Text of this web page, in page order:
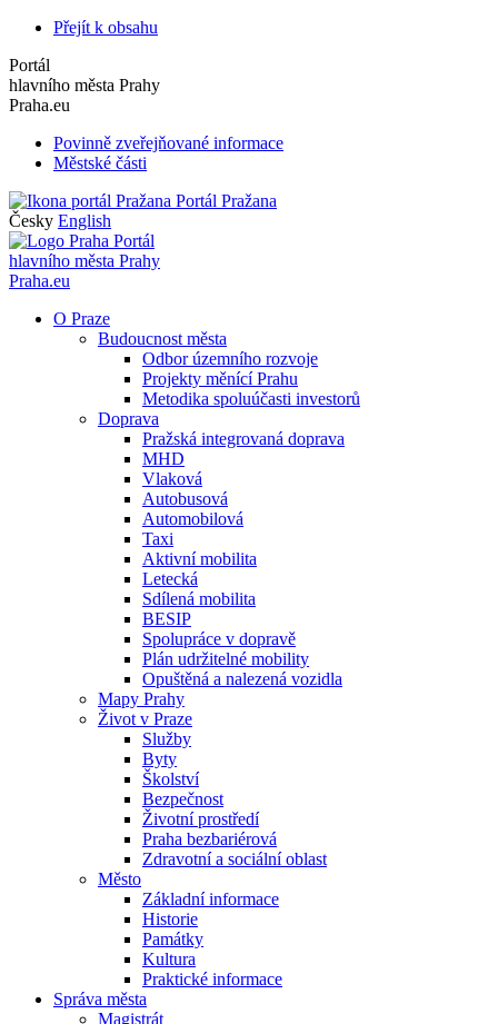
Přejít k obsahu
Portál
hlavního města Prahy
Praha.eu
Povinně zveřejňované informace
Městské části
Portál Pražana
Česky English
Portál
hlavního města Prahy
Praha.eu
O Praze
Budoucnost města
Odbor územního rozvoje
Projekty měnící Prahu
Metodika spoluúčasti investorů
Doprava
Pražská integrovaná doprava
MHD
Vlaková
Autobusová
Automobilová
Taxi
Aktivní mobilita
Letecká
Sdílená mobilita
BESIP
Spolupráce v dopravě
Plán udržitelné mobility
Opuštěná a nalezená vozidla
Mapy Prahy
Život v Praze
Služby
Byty
Školství
Bezpečnost
Životní prostředí
Praha bezbariérová
Zdravotní a sociální oblast
Město
Základní informace
Historie
Památky
Kultura
Praktické informace
Správa města
Magistrát